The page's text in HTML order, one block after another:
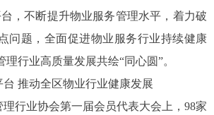
，不断提升物业服务管理水平，着力破
问题，全面促进物业服务行业持续健康
行业高质量发展共绘“同心圆”。
推动全区物业行业健康发展
行业协会第一届会员代表大会上，98家